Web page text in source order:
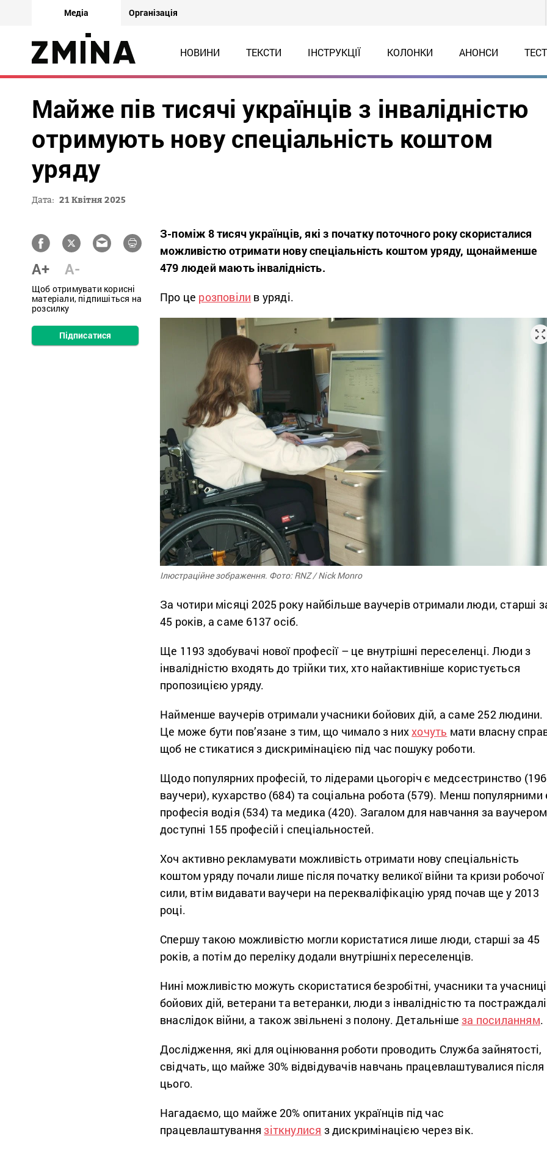
Медіа Організація
НОВИНИ ТЕКСТИ ІНСТРУКЦІЇ КОЛОНКИ АНОНСИ
Майже пів тисячі українців з інвалідністю
отримують нову спеціальність коштом
уряду
Дата: 21 Квітня 2025
A+ A-
Щоб отримувати корисні
матеріали, підпишіться на
розсилку
Підписатися
З-поміж 8 тисяч українців, які з початку поточного року скористалися
можливістю отримати нову спеціальність коштом уряду, щонайменше
479 людей мають інвалідність.
Про це розповіли в уряді.
Ілюстраційне зображення. Фото: RNZ / Nick Monro
За чотири місяці 2025 року найбільше ваучерів отримали люди, старші
45 років, а саме 6137 осіб.
Ще 1193 здобувачі нової професії – це внутрішні переселенці. Люди з
інвалідністю входять до трійки тих, хто найактивніше користується
пропозицією уряду.
Найменше ваучерів отримали учасники бойових дій, а саме 252 людини.
Це може бути пов’язане з тим, що чимало з ниххочуть мати власну
щоб не стикатися з дискримінацією під час пошуку роботи.
Щодо популярних професій, то лідерами цьогоріч є медсестринство
ваучери), кухарство (684) та соціальна робота (579). Менш популярними
професія водія (534) та медика (420). Загалом для навчання за ваучером
доступні 155 професій і спеціальностей.
Хоч активно рекламувати можливість отримати нову спеціальність
коштом уряду почали лише після початку великої війни та кризи робочої
сили, втім видавати ваучери на перекваліфікацію уряд почав ще у 2013
році.
Спершу такою можливістю могли користатися лише люди, старші за 45
років, а потім до переліку додали внутрішніх переселенців.
Нині можливістю можуть скористатися безробітні, учасники та учасниці
бойових дій, ветерани та ветеранки, люди з інвалідністю та постраждалі
внаслідок війни, а також звільнені з полону. Детальнішеза посиланням.
Дослідження, які для оцінювання роботи проводить Служба зайнятості,
свідчать, що майже 30% відвідувачів навчань працевлаштувалися після
цього.
Нагадаємо, що майже 20% опитаних українців під час
працевлаштуваннязіткнулися з дискримінацією через вік.